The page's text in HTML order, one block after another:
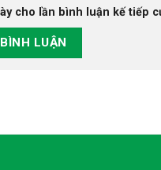
cho lần bình luận kế tiếp